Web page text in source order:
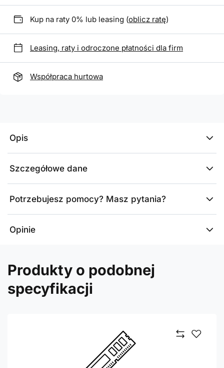
Kup na raty 0% lub leasing (oblicz ratę)
Leasing, raty i odroczone płatności dla firm
Współpraca hurtowa
Opis
Szczegółowe dane
Potrzebujesz pomocy? Masz pytania?
Opinie
Produkty o podobnej
specyfikacji